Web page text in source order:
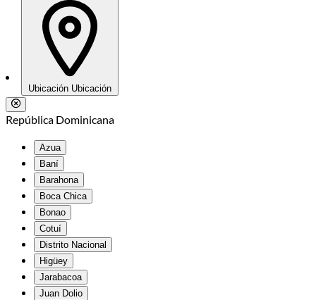
Ubicación Ubicación
República Dominicana
Azua
Baní
Barahona
Boca Chica
Bonao
Cotuí
Distrito Nacional
Higüey
Jarabacoa
Juan Dolio